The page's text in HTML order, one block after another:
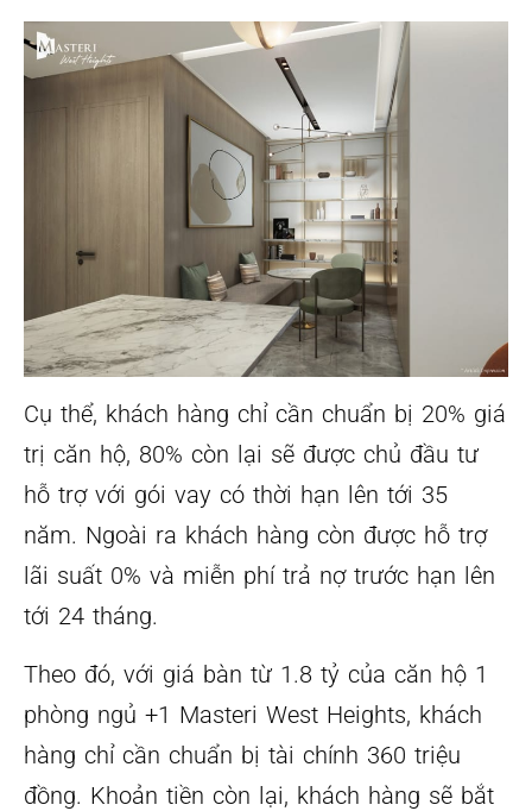
Cụ thể, khách hàng chỉ cần chuẩn bị 20% giá
trị căn hộ, 80% còn lại sẽ được chủ đầu tư
hỗ trợ với gói vay có thời hạn lên tới 35
năm. Ngoài ra khách hàng còn được hỗ trợ
lãi suất 0% và miễn phí trả nợ trước hạn lên
tới 24 tháng.
Theo đó, với giá bàn từ 1.8 tỷ của căn hộ 1
phòng ngủ +1 Masteri West Heights, khách
hàng chỉ cần chuẩn bị tài chính 360 triệu
đồng. Khoản tiền còn lại, khách hàng sẽ bắt